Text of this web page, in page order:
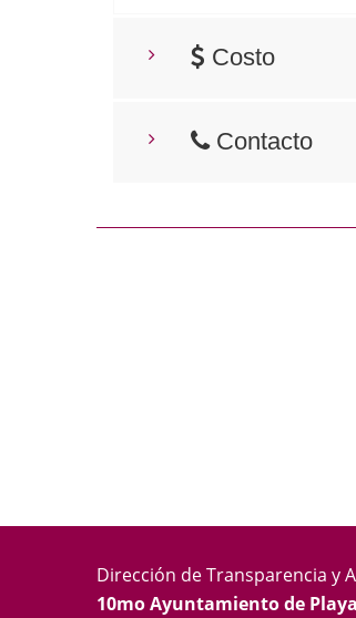
Costo
Contacto
Dirección de Transparencia y
10mo Ayuntamiento de